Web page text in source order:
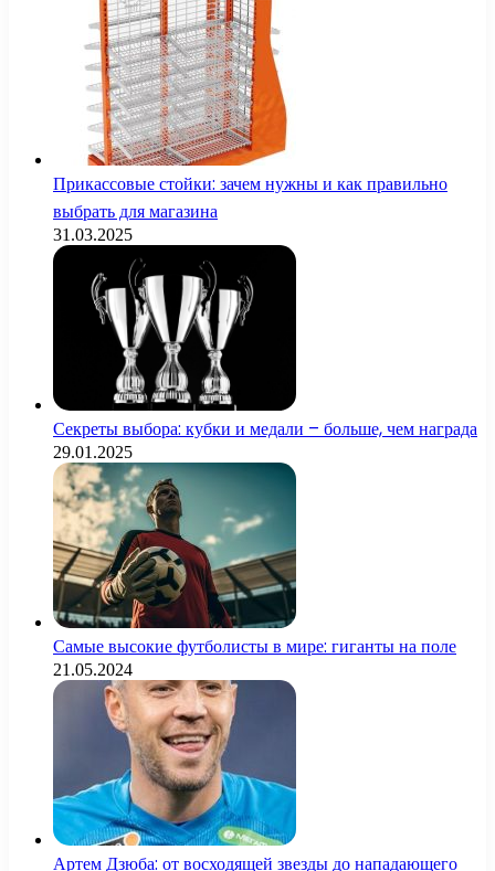
Прикассовые стойки: зачем нужны и как правильно
выбрать для магазина
31.03.2025
Секреты выбора: кубки и медали – больше, чем награда
29.01.2025
Самые высокие футболисты в мире: гиганты на поле
21.05.2024
Артем Дзюба: от восходящей звезды до нападающего